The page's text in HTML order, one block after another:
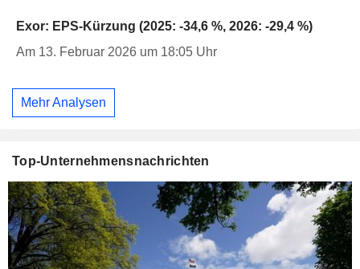
Exor: EPS-Kürzung (2025: -34,6 %, 2026: -29,4 %)
Am 13. Februar 2026 um 18:05 Uhr
Mehr Analysen
Top-Unternehmensnachrichten